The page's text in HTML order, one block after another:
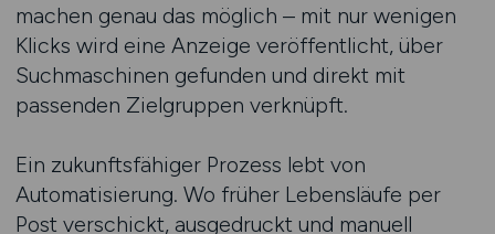
machen genau das möglich – mit nur wenigen
Klicks wird eine Anzeige veröffentlicht, über
Suchmaschinen gefunden und direkt mit
passenden Zielgruppen verknüpft.
Ein zukunftsfähiger Prozess lebt von
Automatisierung. Wo früher Lebensläufe per
Post verschickt, ausgedruckt und manuell